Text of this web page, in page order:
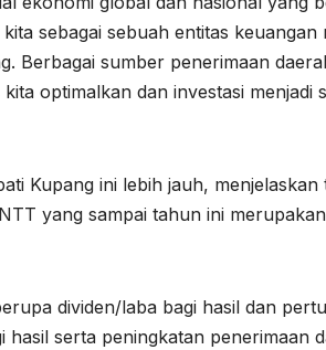
sebagai sebuah entitas
Berbagai sumber penerimaan
optimalkan dan investasi menjadi
Kupang ini lebih jauh,
yang sampai tahun ini
dividen/laba bagi hasil dan
hasil serta peningkatan penerimaan